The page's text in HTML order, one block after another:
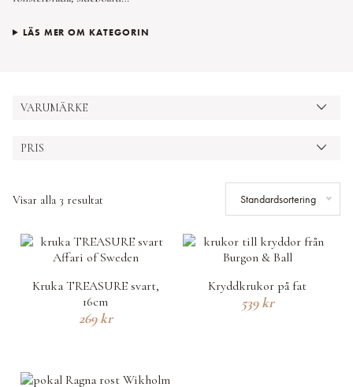
LÄS MER OM KATEGORIN
VARUMÄRKE
PRIS
Visar alla 3 resultat Standardsortering
Kruka TREASURE svart,
16cm
269kr
Kryddkrukor på fat
539kr